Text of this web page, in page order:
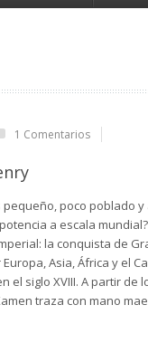
1 Comentarios
pequeño, poco poblado
a escala
la conquista de
Asia, África y el
el siglo XVIII. A partir
traza con mano